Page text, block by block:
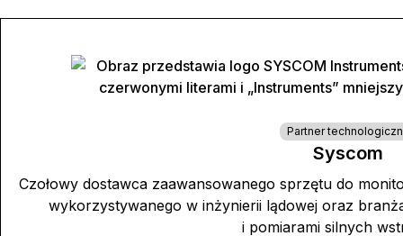
Partner
Syscom
Czołowy dostawca zaawansowanego sprzętu do
wykorzystywanego w inżynierii lądowej oraz
i pomiarami silnych